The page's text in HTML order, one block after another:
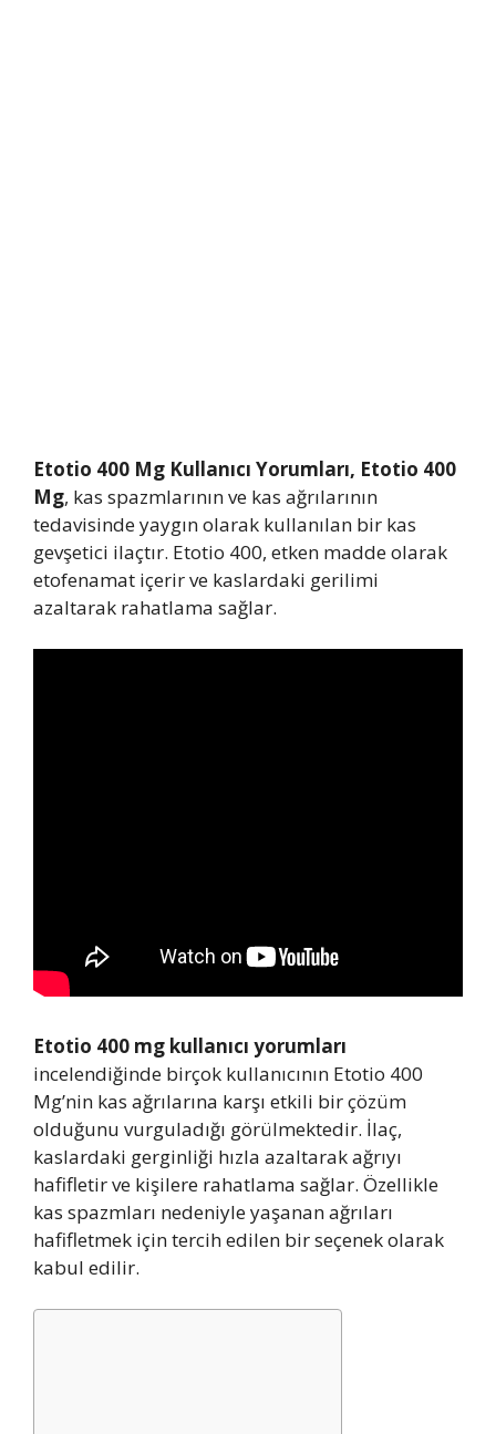
Etotio 400 Mg Kullanıcı Yorumları, Etotio 400
Mg, kas spazmlarının ve kas ağrılarının
tedavisinde yaygın olarak kullanılan bir kas
gevşetici ilaçtır. Etotio 400, etken madde olarak
etofenamat içerir ve kaslardaki gerilimi
azaltarak rahatlama sağlar.
Etotio 400 mg kullanıcı yorumları
incelendiğinde birçok kullanıcının Etotio 400
Mg’nin kas ağrılarına karşı etkili bir çözüm
olduğunu vurguladığı görülmektedir. İlaç,
kaslardaki gerginliği hızla azaltarak ağrıyı
hafifletir ve kişilere rahatlama sağlar. Özellikle
kas spazmları nedeniyle yaşanan ağrıları
hafifletmek için tercih edilen bir seçenek olarak
kabul edilir.